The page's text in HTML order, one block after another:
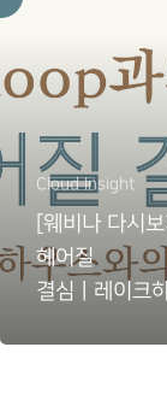
Cloud Insight
[웨비나 다시
헤어질
결심ㅣ레이크